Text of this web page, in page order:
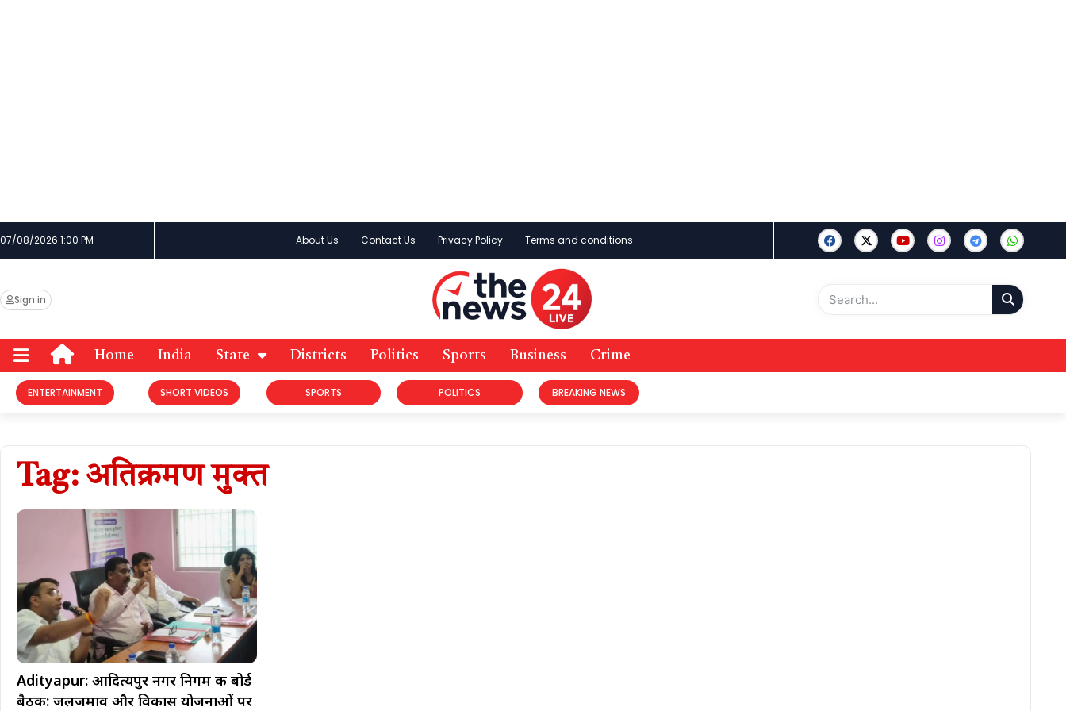
07/08/2026 1:00 PM About Us Contact Us Privacy Policy Terms and conditions
Sign in
Home India State Districts Politics Sports Business Crime
ENTERTAINMENT SHORT VIDEOS SPORTS POLITICS BREAKING NEWS
Tag: अतिक्रमण मुक्त
Adityapur: आदित्यपुर नगर निगम की बोर्ड
बैठक: जलजमाव और विकास योजनाओं पर